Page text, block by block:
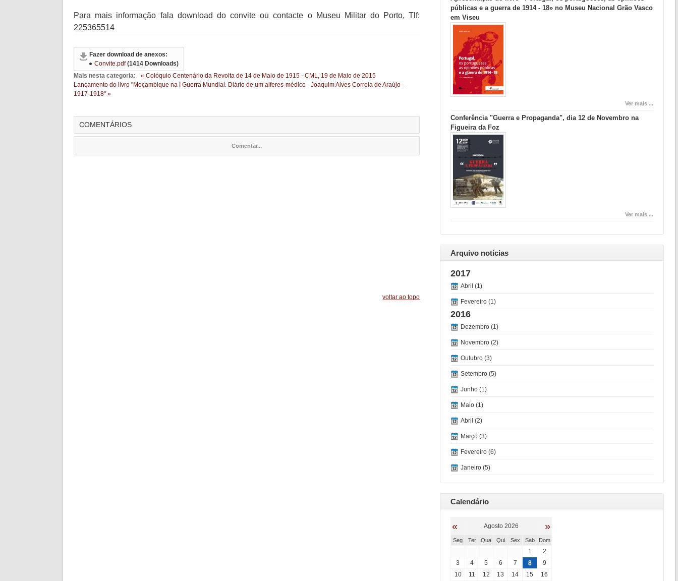
Para mais informação fala download do convite ou contacte o Museu Militar do Porto, Tlf:
225365514
Fazer download de anexos:
Convite.pdf (1414 Downloads)
Mais nesta categoria:
« Colóquio Centenário da Revolta de 14 de Maio de 1915 - CML, 19 de Maio de 2015
Lançamento do livro "Moçambique na I Guerra Mundial. Diário de um alferes-médico - Joaquim Alves Correia de Araújo -
1917-1918" »
COMENTÁRIOS
Comentar...
voltar ao topo
públicas e a guerra de 1914 - 18» no Museu Nacional Grão Vasco
em Viseu
Ver mais ...
Conferência "Guerra e Propaganda", dia 12 de Novembro na
Figueira da Foz
Ver mais ...
Arquivo notícias
2017
Abril (1)
Fevereiro (1)
2016
Dezembro (1)
Novembro (2)
Outubro (3)
Setembro (5)
Junho (1)
Maio (1)
Abril (2)
Março (3)
Fevereiro (6)
Janeiro (5)
Calendário
« Agosto 2026 »
Seg Ter Qua Qui Sex Sab Dom
1
2
3
4 5 6 7 8
9
10
11 12 13 14 15 16